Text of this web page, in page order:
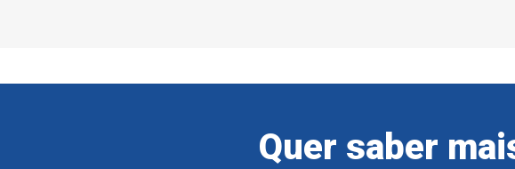
Quer saber